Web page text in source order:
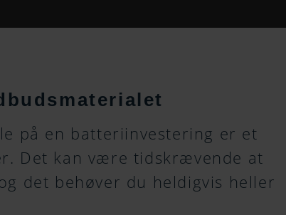
på en batteriinvestering er et
Det kan være tidskrævende at
det behøver du heldigvis heller